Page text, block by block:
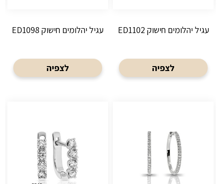
עגיל יהלומים חישוק ED1102
לצפיה
עגיל יהלומים חישוק ED1098
לצפיה